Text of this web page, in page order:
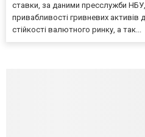
ставки, за даними пресслужби
привабливості гривневих активів
стійкості валютного ринку, а так...